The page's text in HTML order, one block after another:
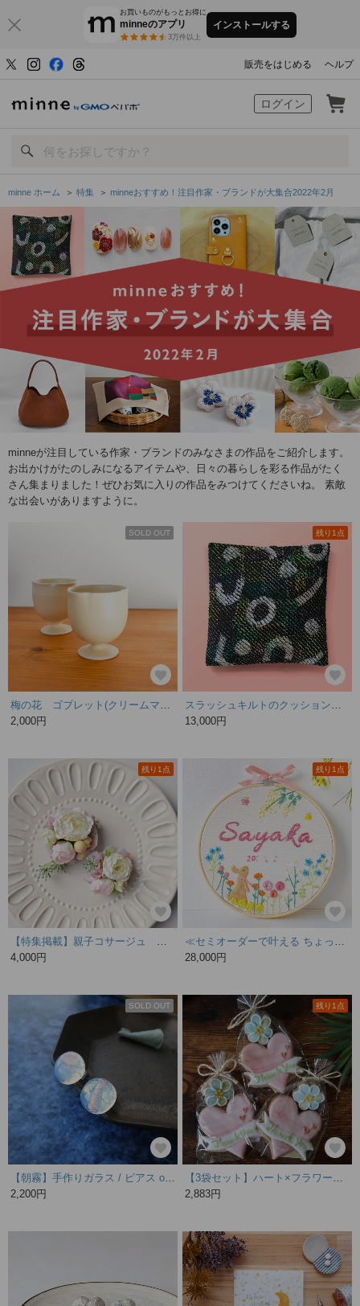
お買いものがもっとお得に
minneのアプリ
3万件以上
インストールする
販売をはじめる ヘルプ
ログイン
minne ホーム ＞ 特集 ＞ minneおすすめ！注目作家・ブランドが大集合2022年2月
minneが注目している作家・ブランドのみなさまの作品をご紹介します。
お出かけがたのしみになるアイテムや、日々の暮らしを彩る作品がたく
さん集まりました！ぜひお気に入りの作品をみつけてくださいね。 素敵
な出会いがありますように。
SOLD OUT
2,000円
残り1点
13,000円
残り1点
4,000円
残り1点
28,000円
SOLD OUT
2,200円
残り1点
2,883円